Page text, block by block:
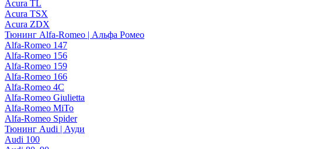
Acura TL
Acura TSX
Acura ZDX
Тюнинг Alfa-Romeo | Альфа Ромео
Alfa-Romeo 147
Alfa-Romeo 156
Alfa-Romeo 159
Alfa-Romeo 166
Alfa-Romeo 4C
Alfa-Romeo Giulietta
Alfa-Romeo MiTo
Alfa-Romeo Spider
Тюнинг Audi | Ауди
Audi 100